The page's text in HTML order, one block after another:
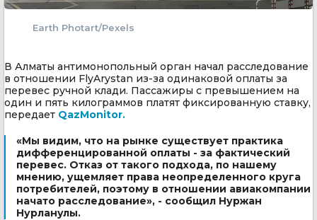
Earth Photart/Pexels
В Алматы антимонопольный орган начал расследование
в отношении FlyArystan из-за одинаковой оплаты за
перевес ручной клади. Пассажиры с превышением на
один и пять килограммов платят фиксированную ставку,
передает QazMonitor.
«Мы видим, что на рынке существует практика
дифференцированной оплаты - за фактический
перевес. Отказ от такого подхода, по нашему
мнению, ущемляет права неопределенного круга
потребителей, поэтому в отношении авиакомпании
начато расследование», - сообщил Нуржан
Нурланулы.